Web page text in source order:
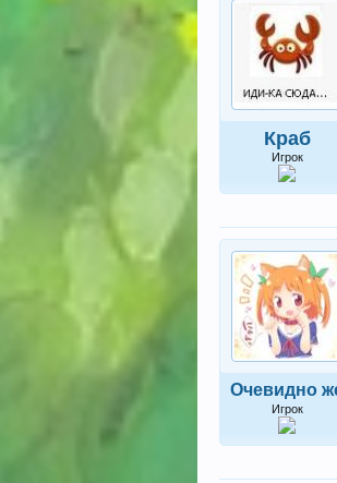
Краб
Игрок
Очевидно
Игрок